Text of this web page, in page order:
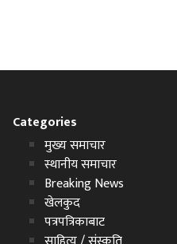
Categories
मुख्य समाचार
स्थानीय समाचार
Breaking News
खेलकुद
पत्रपत्रिकाबाट